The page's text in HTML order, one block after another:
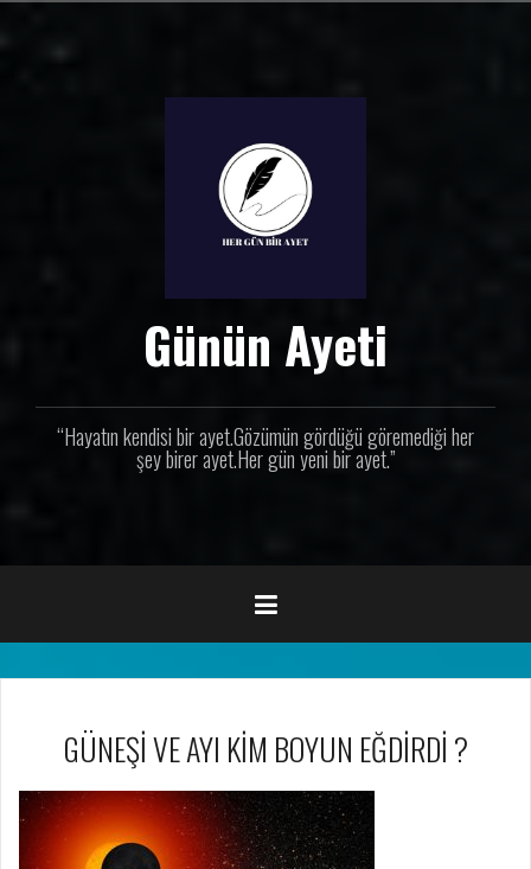
Günün Ayeti
“Hayatın kendisi bir ayet.Gözümün gördüğü göremediği her
şey birer ayet.Her gün yeni bir ayet.”
GÜNEŞİ VE AYI KİM BOYUN EĞDİRDİ ?